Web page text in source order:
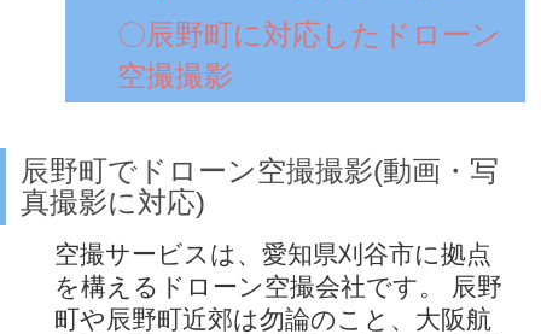
〇辰野町に対応したドローン
空撮撮影
辰野町でドローン空撮撮影(動画・写
真撮影に対応)
空撮サービスは、愛知県刈谷市に拠点
を構えるドローン空撮会社です。 辰野
町や辰野町近郊は勿論のこと、大阪航